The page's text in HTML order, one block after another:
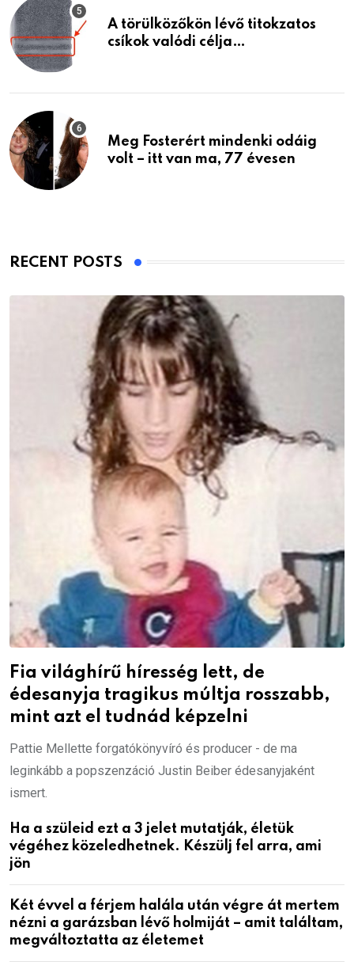
A törülközőkön lévő titokzatos
csíkok valódi célja…
Meg Fosterért mindenki odáig
volt – itt van ma, 77 évesen
RECENT POSTS
Fia világhírű híresség lett, de
édesanyja tragikus múltja rosszabb,
mint azt el tudnád képzelni
Pattie Mellette forgatókönyvíró és producer - de ma
leginkább a popszenzáció Justin Beiber édesanyjaként
ismert.
Ha a szüleid ezt a 3 jelet mutatják, életük
végéhez közeledhetnek. Készülj fel arra, ami
jön
Két évvel a férjem halála után végre át mertem
nézni a garázsban lévő holmiját – amit találtam,
megváltoztatta az életemet